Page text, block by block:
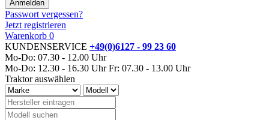
Passwort vergessen?
Jetzt registrieren
Warenkorb 0
KUNDENSERVICE +49(0)6127 - 99 23 60
Mo-Do: 07.30 - 12.00 Uhr
Mo-Do: 12.30 - 16.30 Uhr Fr: 07.30 - 13.00 Uhr
Traktor auswählen